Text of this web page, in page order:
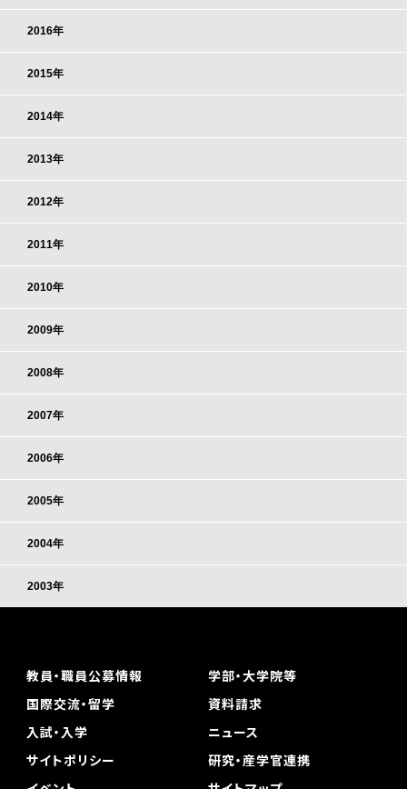
2016年
2015年
2014年
2013年
2012年
2011年
2010年
2009年
2008年
2007年
2006年
2005年
2004年
2003年
教員・職員公募情報
学部・大学院等
国際交流・留学
資料請求
入試・入学
ニュース
サイトポリシー
研究・産学官連携